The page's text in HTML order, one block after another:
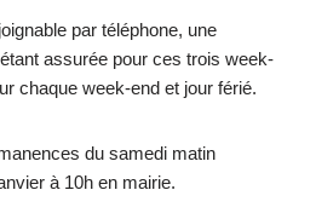
par téléphone, une
assurée pour ces trois week-
chaque week-end et jour férié.
du samedi matin
à 10h en mairie.